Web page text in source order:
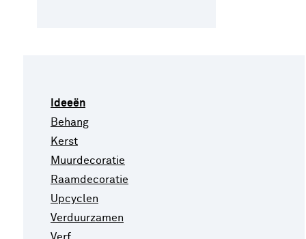
Ideeën
Behang
Kerst
Muurdecoratie
Raamdecoratie
Upcyclen
Verduurzamen